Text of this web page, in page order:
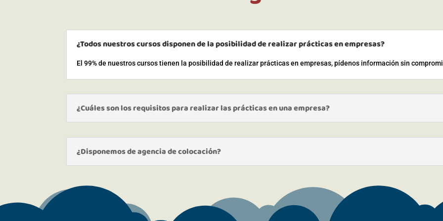
¿Todos nuestros cursos disponen de la posibilidad de realizar prácticas en empresas?
El 99% de nuestros cursos tienen la posibilidad de realizar prácticas en empresas, pídenos información sin
¿Cuáles son los requisitos para realizar las prácticas en una empresa?
¿Disponemos de agencia de colocación?